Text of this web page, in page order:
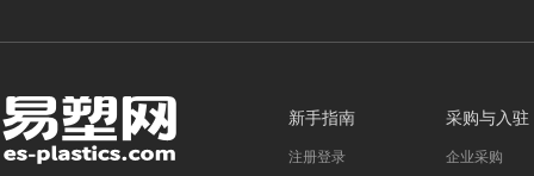
新手指南
注册登录
采购与入驻
企业采购